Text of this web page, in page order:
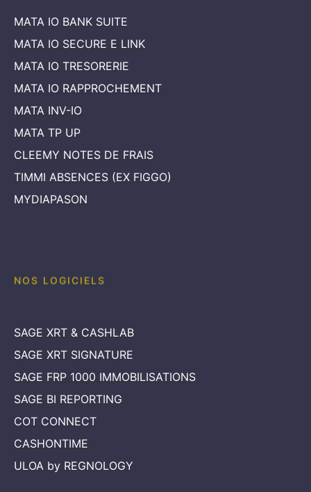
MATA IO BANK SUITE
MATA IO SECURE E LINK
MATA IO TRESORERIE
MATA IO RAPPROCHEMENT
MATA INV-IO
MATA TP UP
CLEEMY NOTES DE FRAIS
TIMMI ABSENCES (EX FIGGO)
MYDIAPASON
SAGE XRT & CASHLAB
SAGE XRT SIGNATURE
SAGE FRP 1000 IMMOBILISATIONS
SAGE BI REPORTING
COT CONNECT
CASHONTIME
ULOA by REGNOLOGY